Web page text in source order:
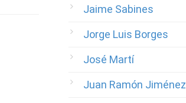
Jaime Sabines
Jorge Luis Borges
José Martí
Juan Ramón Jiménez